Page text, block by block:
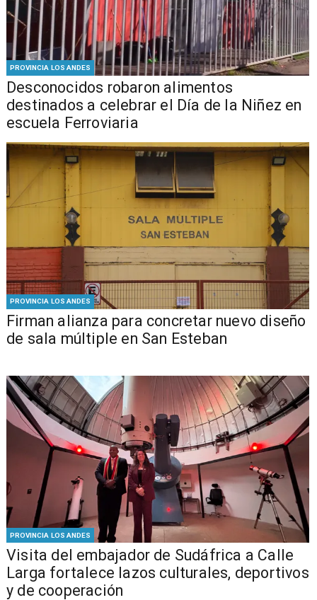
PROVINCIA LOS ANDES
Desconocidos robaron alimentos
destinados a celebrar el Día de la Niñez en
escuela Ferroviaria
PROVINCIA LOS ANDES
​​Firman alianza para concretar nuevo diseño
de sala múltiple en San Esteban
PROVINCIA LOS ANDES
​Visita del embajador de Sudáfrica a Calle
Larga fortalece lazos culturales, deportivos
y de cooperación